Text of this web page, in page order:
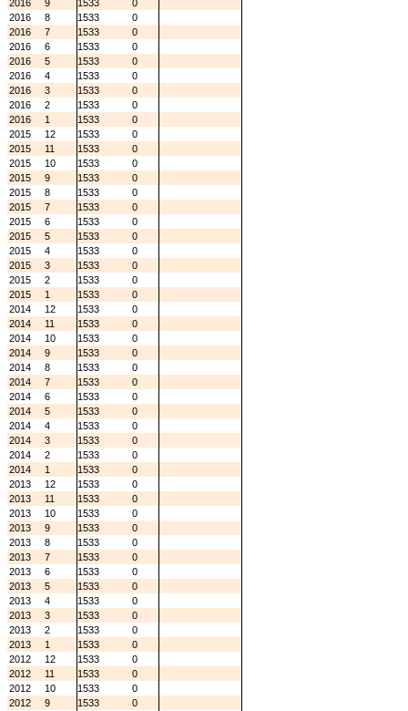
2016
9 1533
0
2016
8 1533
0
2016
7 1533
0
2016
6 1533
0
2016
5 1533
0
2016
4 1533
0
2016
3 1533
0
2016
2 1533
0
2016
1 1533
0
2015
12 1533
0
2015
11 1533
0
2015
10 1533
0
2015
9 1533
0
2015
8 1533
0
2015
7 1533
0
2015
6 1533
0
2015
5 1533
0
2015
4 1533
0
2015
3 1533
0
2015
2 1533
0
2015
1 1533
0
2014
12 1533
0
2014
11 1533
0
2014
10 1533
0
2014
9 1533
0
2014
8 1533
0
2014
7 1533
0
2014
6 1533
0
2014
5 1533
0
2014
4 1533
0
2014
3 1533
0
2014
2 1533
0
2014
1 1533
0
2013
12 1533
0
2013
11 1533
0
2013
10 1533
0
2013
9 1533
0
2013
8 1533
0
2013
7 1533
0
2013
6 1533
0
2013
5 1533
0
2013
4 1533
0
2013
3 1533
0
2013
2 1533
0
2013
1 1533
0
2012
12 1533
0
2012
11 1533
0
2012
10 1533
0
2012
9 1533
0